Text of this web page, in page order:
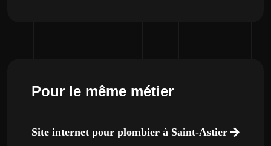
Pour le même métier
Site internet pour plombier à Saint-Astier